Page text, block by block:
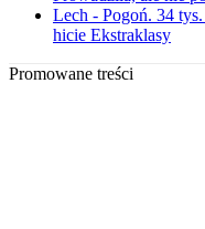
Lech - Pogoń. 34
hicie Ekstraklasy
Promowane treści